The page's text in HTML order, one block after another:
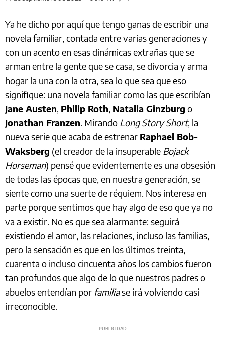
Ya he dicho por aquí que tengo ganas de escribir una
novela familiar, contada entre varias generaciones y
con un acento en esas dinámicas extrañas que se
arman entre la gente que se casa, se divorcia y arma
hogar la una con la otra, sea lo que sea que eso
signifique: una novela familiar como las que escribían
Jane Austen, Philip Roth, Natalia Ginzburg o
Jonathan Franzen. Mirando Long Story Short, la
nueva serie que acaba de estrenar Raphael Bob-
Waksberg (el creador de la insuperable Bojack
Horseman) pensé que evidentemente es una obsesión
de todas las épocas que, en nuestra generación, se
siente como una suerte de réquiem. Nos interesa en
parte porque sentimos que hay algo de eso que ya no
va a existir. No es que sea alarmante: seguirá
existiendo el amor, las relaciones, incluso las familias,
pero la sensación es que en los últimos treinta,
cuarenta o incluso cincuenta años los cambios fueron
tan profundos que algo de lo que nuestros padres o
abuelos entendían por familiase irá volviendo casi
irreconocible.